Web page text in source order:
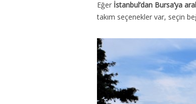
Eğer İstanbul’dan Bursa’ya
takım seçenekler var, seçin